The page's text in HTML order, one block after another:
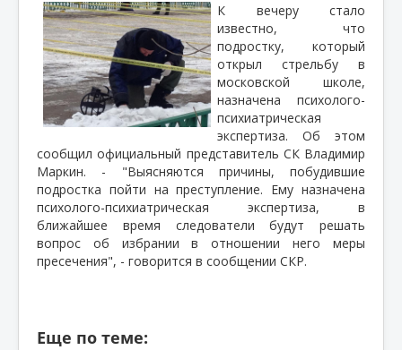
К вечеру стало
известно, что
подростку, который
открыл стрельбу в
московской школе,
назначена психолого-
психиатрическая
экспертиза. Об этом
сообщил официальный представитель СК Владимир
Маркин. - "Выясняются причины, побудившие
подростка пойти на преступление. Ему назначена
психолого-психиатрическая экспертиза, в
ближайшее время следователи будут решать
вопрос об избрании в отношении него меры
пресечения", - говорится в сообщении СКР.
Еще по теме: